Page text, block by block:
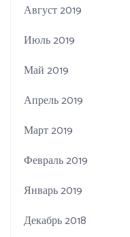
Август 2019
Июль 2019
Май 2019
Апрель 2019
Март 2019
Февраль 2019
Январь 2019
Декабрь 2018